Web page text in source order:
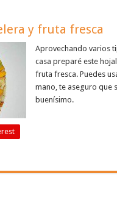
y fruta fresca
Aprovechando varios
casa preparé este
fruta fresca. Puedes
mano, te aseguro que
buenísimo.